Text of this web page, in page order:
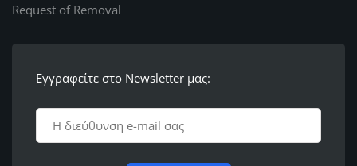
Request of Removal
Εγγραφείτε στο Newsletter μας: